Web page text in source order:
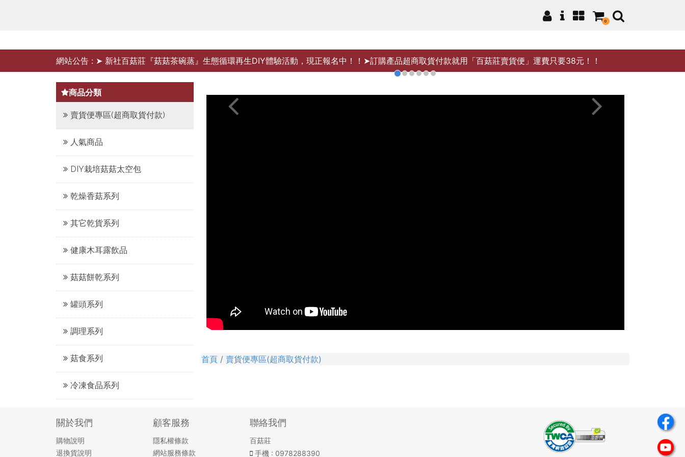
0
網站公告 : ➤ 新社百菇莊『菇菇茶碗蒸』生態循環再生DIY體驗活動，現正報名中！！➤訂購產品超商取貨付款就用「百菇莊賣貨便」運費只要38元！！
商品分類
賣貨便專區(超商取貨付款)
人氣商品
DIY栽培菇菇太空包
乾燥香菇系列
其它乾貨系列
健康木耳露飲品
菇菇餅乾系列
罐頭系列
調理系列
菇食系列
冷凍食品系列
首頁 賣貨便專區(超商取貨付款)
關於我們
購物說明
退換貨說明
顧客服務
隱私權條款
網站服務條款
聯絡我們
百菇莊
手機 : 0978288390